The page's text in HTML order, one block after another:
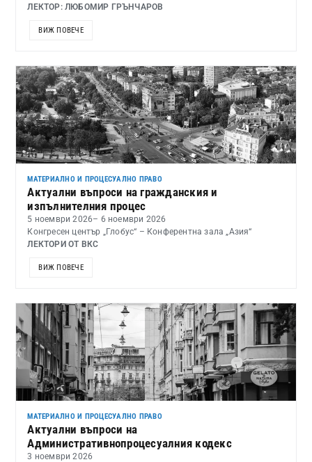
ЛЕКТОР: ЛЮБОМИР ГРЪНЧАРОВ
ВИЖ ПОВЕЧЕ
МАТЕРИАЛНО И ПРОЦЕСУАЛНО ПРАВО
Актуални въпроси на гражданския и
изпълнителния процес
5 ноември 2026– 6 ноември 2026
Конгресен център „Глобус“ – Конферентна зала „Азия“
ЛЕКТОРИ ОТ ВКС
ВИЖ ПОВЕЧЕ
МАТЕРИАЛНО И ПРОЦЕСУАЛНО ПРАВО
Актуални въпроси на
Административнопроцесуалния кодекс
3 ноември 2026